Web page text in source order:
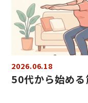
2026.06.18
50代から始め